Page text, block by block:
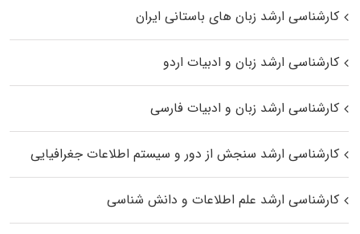
کارشناسی ارشد زبان‌ های باستانی ایران
کارشناسی ارشد زبان و ادبیات اردو
کارشناسی ارشد زبان و ادبیات فارسی
کارشناسی ارشد سنجش از دور و سیستم اطلاعات جغرافیایی
کارشناسی ارشد علم اطلاعات و دانش شناسی